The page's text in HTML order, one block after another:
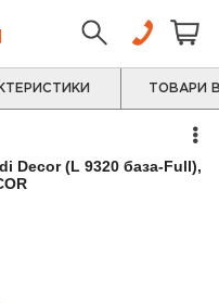
ТОВАРИ В
Decor (L 9320 база-Full),